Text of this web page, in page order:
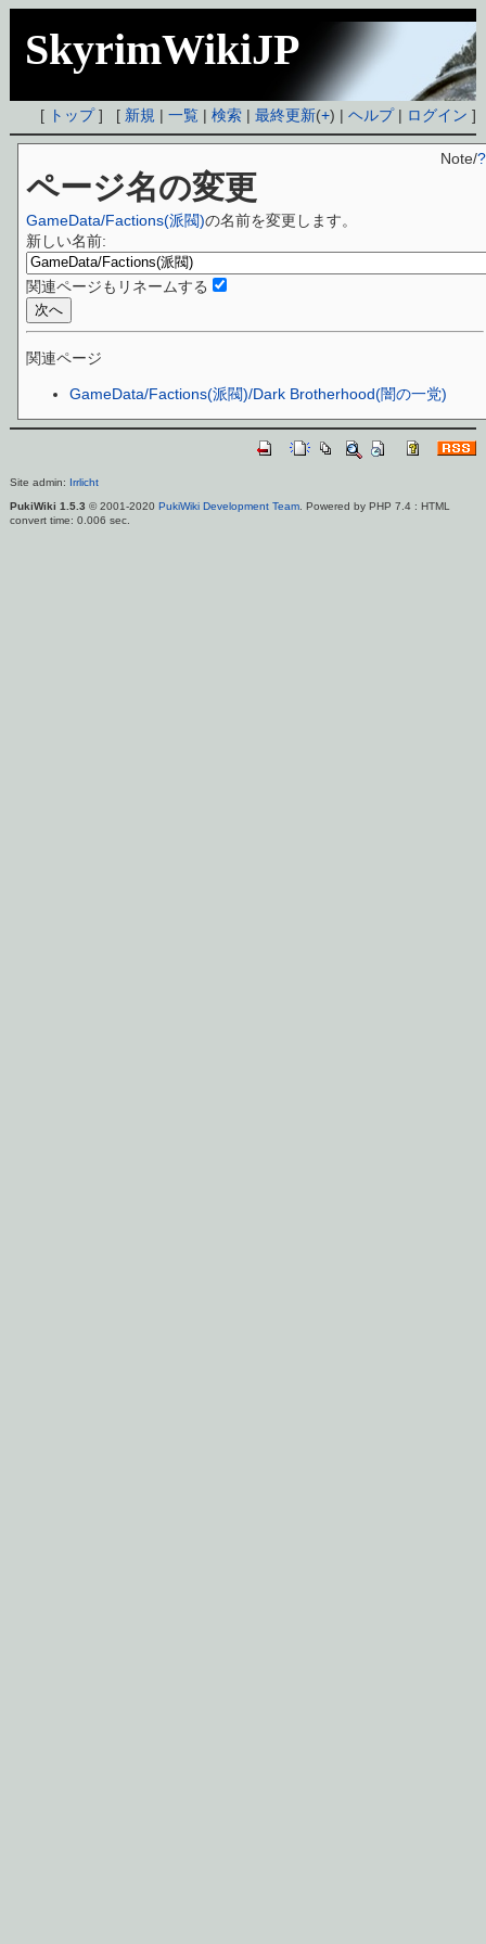
SkyrimWikiJP
[ トップ] [ 新規 |一覧 |検索 |最終更新(+) |ヘルプ| ログイン ]
ページ名の変更
Note/?
GameData/Factions(派閥)の名前を変更します。
新しい名前:
関連ページもリネームする
関連ページ
GameData/Factions(派閥)/Dark Brotherhood(闇の一党)
Site admin: Irrlicht
PukiWiki 1.5.3 © 2001-2020 PukiWiki Development Team. Powered by PHP 7.4 : HTML
convert time: 0.006 sec.